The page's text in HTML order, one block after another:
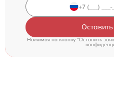
Нажимая на кнопку "Оставить